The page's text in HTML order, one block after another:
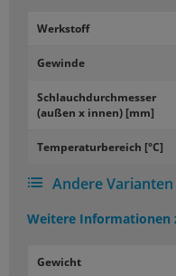
Werk­stoff
Ge­win­de
Schlauch­durch­mes­ser
(außen x innen) [mm]
Tem­pe­ra­tur­be­reich [°C]
Andere
Weitere Informationen
Gewicht